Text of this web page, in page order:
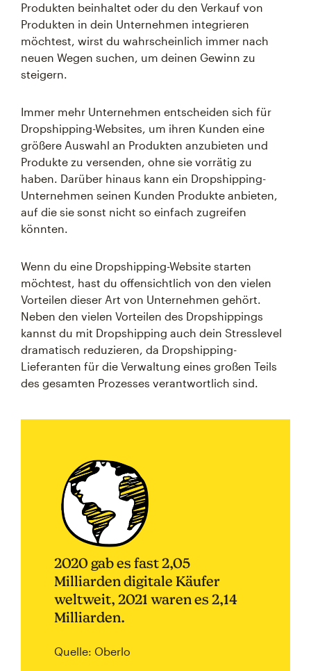
Produkten beinhaltet oder du den Verkauf von
Produkten in dein Unternehmen integrieren
möchtest, wirst du wahrscheinlich immer nach
neuen Wegen suchen, um deinen Gewinn zu
steigern.
Immer mehr Unternehmen entscheiden sich für
Dropshipping-Websites, um ihren Kunden eine
größere Auswahl an Produkten anzubieten und
Produkte zu versenden, ohne sie vorrätig zu
haben. Darüber hinaus kann ein Dropshipping-
Unternehmen seinen Kunden Produkte anbieten,
auf die sie sonst nicht so einfach zugreifen
könnten.
Wenn du eine Dropshipping-Website starten
möchtest, hast du offensichtlich von den vielen
Vorteilen dieser Art von Unternehmen gehört.
Neben den vielen Vorteilen des Dropshippings
kannst du mit Dropshipping auch dein Stresslevel
dramatisch reduzieren, da Dropshipping-
Lieferanten für die Verwaltung eines großen Teils
des gesamten Prozesses verantwortlich sind.
2020 gab es fast 2,05
Milliarden digitale Käufer
weltweit, 2021 waren es 2,14
Milliarden.
Quelle: Oberlo